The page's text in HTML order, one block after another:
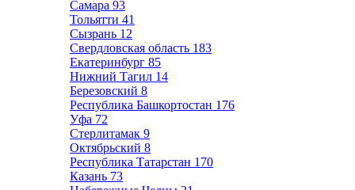
Самара 93
Тольятти 41
Сызрань 12
Свердловская область 183
Екатеринбург 85
Нижний Тагил 14
Березовский 8
Республика Башкортостан 176
Уфа 72
Стерлитамак 9
Октябрьский 8
Республика Татарстан 170
Казань 73